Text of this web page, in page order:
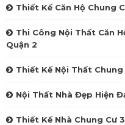
Thiết Kế Căn Hộ Chung
Thi Công Nội Thất Căn
Quận 2
Thiết Kế Nội Thất
Nội Thất Nhà Đẹp Hiện
Thiết Kế Nhà Chung Cư